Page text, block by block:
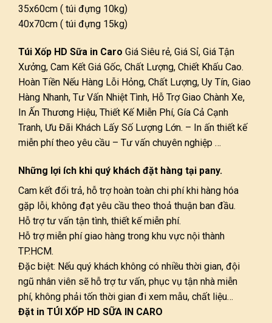
35x60cm ( túi đựng 10kg)
40x70cm ( túi đựng 15kg)
Túi Xốp HD Sữa in Caro Giá Siêu rẻ, Giá Sỉ, Giá Tận
Xưởng, Cam Kết Giá Gốc, Chất Lượng, Chiết Khấu Cao.
Hoàn Tiền Nếu Hàng Lỗi Hỏng, Chất Lượng, Uy Tín, Giao
Hàng Nhanh, Tư Vấn Nhiệt Tình, Hỗ Trợ Giao Chành Xe,
In Ấn Thương Hiệu, Thiết Kế Miễn Phí, Gía Cả Cạnh
Tranh, Ưu Đãi Khách Lấy Số Lượng Lớn. – In ấn thiết kế
miễn phí theo yêu cầu – Tư vấn chuyên nghiệp …
Những lợi ích khi quý khách đặt hàng tại pany.
Cam kết đổi trả, hỗ trợ hoàn toàn chi phí khi hàng hóa
gặp lỗi, không đạt yêu cầu theo thoả thuận ban đầu.
Hỗ trợ tư vấn tận tình, thiết kế miễn phí.
Hỗ trợ miễn phí giao hàng trong khu vực nội thành
TP.HCM.
Đặc biệt: Nếu quý khách không có nhiều thời gian, đội
ngũ nhân viên sẽ hỗ trợ tư vấn, phục vụ tận nhà miễn
phí, không phải tốn thời gian đi xem mẫu, chất liệu…
Đặt in TÚI XỐP HD SỮA IN CARO